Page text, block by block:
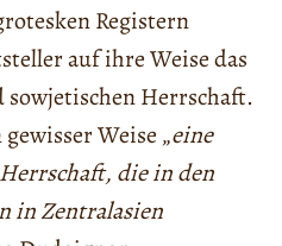
Registern
auf ihre Weise das
sowjetischen Herrschaft.
Weise „eine
die in den
in Zentralasien